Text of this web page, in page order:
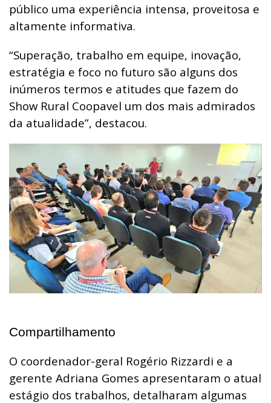
público uma experiência intensa, proveitosa e
altamente informativa.
“Superação, trabalho em equipe, inovação,
estratégia e foco no futuro são alguns dos
inúmeros termos e atitudes que fazem do
Show Rural Coopavel um dos mais admirados
da atualidade”, destacou.
Compartilhamento
O coordenador-geral Rogério Rizzardi e a
gerente Adriana Gomes apresentaram o atual
estágio dos trabalhos, detalharam algumas